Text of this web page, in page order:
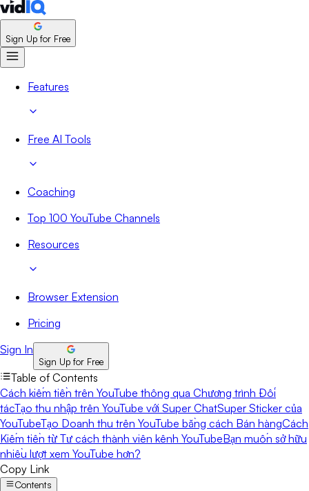
Sign Up for Free
Features
Free AI Tools
Coaching
Top 100 YouTube Channels
Resources
Browser Extension
Pricing
Sign In
Sign Up for Free
Table of Contents
Cách kiếm tiền trên YouTube thông qua Chương trình Đối
tácTạo thu nhập trên YouTube với Super ChatSuper Sticker của
YouTubeTạo Doanh thu trên YouTube bằng cách Bán hàngCách
Kiếm tiền từ Tư cách thành viên kênh YouTubeBạn muốn sở hữu
nhiều lượt xem YouTube hơn?
Copy Link
Contents